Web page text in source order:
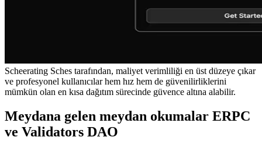
Scheerating Sches tarafından, maliyet verimliliği en üst düzeye çıkar
ve profesyonel kullanıcılar hem hız hem de güvenilirliklerini
mümkün olan en kısa dağıtım sürecinde güvence altına alabilir.
Meydana gelen meydan okumalar ERPC
ve Validators DAO